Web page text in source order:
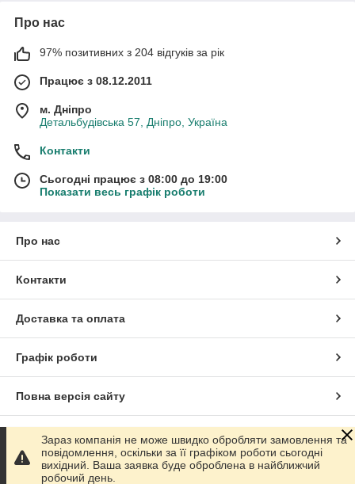
Про нас
97% позитивних з 204 відгуків за рік
Працює з 08.12.2011
м. Дніпро
Детальбудівська 57, Дніпро, Україна
Контакти
Сьогодні працює з 08:00 до 19:00
Показати весь графік роботи
Про нас
Контакти
Доставка та оплата
Графік роботи
Повна версія сайту
Сайт створено на маркетплейсіProm.ua
Політика конфіденційності
Зараз компанія не може швидко обробляти замовлення та
повідомлення, оскільки за її графіком роботи сьогодні
вихідний. Ваша заявка буде оброблена в найближчий
робочий день.